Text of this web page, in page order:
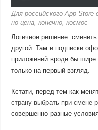
Для российского App
но цена, конечно, космос
Логичное решение:
другой. Там и подписки
приложений вроде бы
только на первый взгляд.
Кстати, перед тем как
страну выбрать при смене
совершенно разные